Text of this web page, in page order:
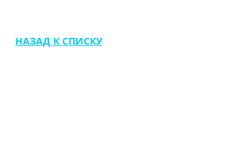
НАЗАД К СПИСКУ